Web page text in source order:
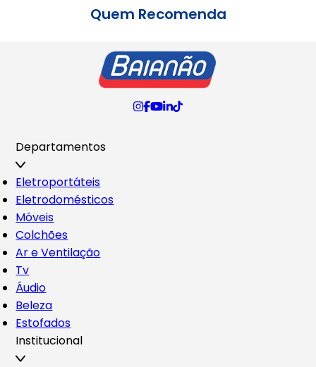
Quem Recomenda
Departamentos
Eletroportáteis
Eletrodomésticos
Móveis
Colchões
Ar e Ventilação
Tv
Áudio
Beleza
Estofados
Institucional